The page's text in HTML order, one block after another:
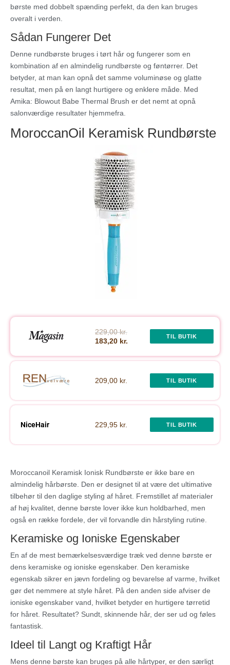
børste med dobbelt spænding perfekt, da den kan bruges
overalt i verden.
Sådan Fungerer Det
Denne rundbørste bruges i tørt hår og fungerer som en
kombination af en almindelig rundbørste og føntørrer. Det
betyder, at man kan opnå det samme voluminøse og glatte
resultat, men på en langt hurtigere og enklere måde. Med
Amika: Blowout Babe Thermal Brush er det nemt at opnå
salonværdige resultater hjemmefra.
MoroccanOil Keramisk Rundbørste
229,00 kr.
183,20 kr.
TIL BUTIK
209,00 kr. TIL BUTIK
NiceHair 229,95 kr. TIL BUTIK
Moroccanoil Keramisk Ionisk Rundbørste er ikke bare en
almindelig hårbørste. Den er designet til at være det ultimative
tilbehør til den daglige styling af håret. Fremstillet af materialer
af høj kvalitet, denne børste lover ikke kun holdbarhed, men
også en række fordele, der vil forvandle din hårstyling rutine.
Keramiske og Ioniske Egenskaber
En af de mest bemærkelsesværdige træk ved denne børste er
dens keramiske og ioniske egenskaber. Den keramiske
egenskab sikrer en jævn fordeling og bevarelse af varme, hvilket
gør det nemmere at style håret. På den anden side afviser de
ioniske egenskaber vand, hvilket betyder en hurtigere tørretid
for håret. Resultatet? Sundt, skinnende hår, der ser ud og føles
fantastisk.
Ideel til Langt og Kraftigt Hår
Mens denne børste kan bruges på alle hårtyper, er den særligt